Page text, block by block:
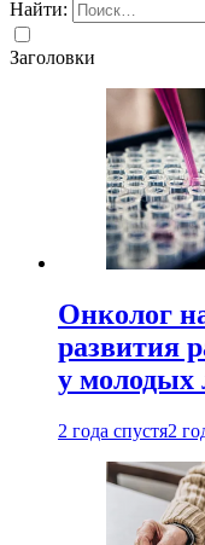
Найти:
Заголовки
Онколог
развития
у молодых
2 года спустя2